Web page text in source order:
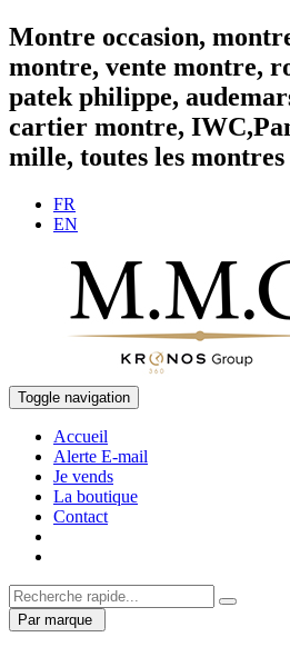
Montre occasion,
montre, vente montre,
patek philippe,
cartier montre,
mille, toutes les
FR
EN
Toggle navigation
Accueil
Alerte E-mail
Je vends
La boutique
Contact
Par marque